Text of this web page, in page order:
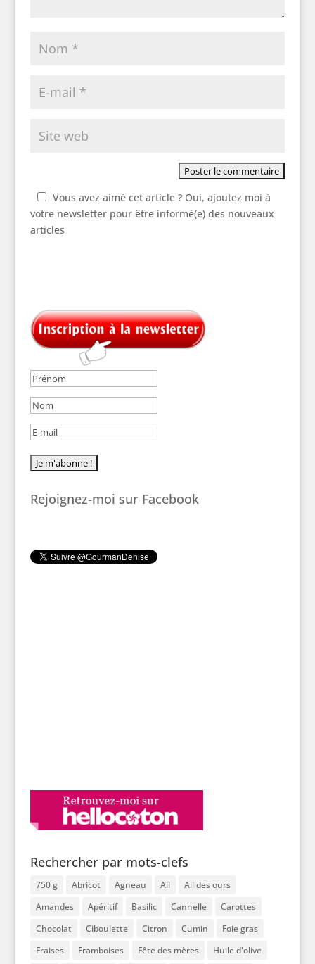
Vous avez aimé cet article ? Oui, ajoutez moi à
votre newsletter pour être informé(e) des nouveaux
articles
Rejoignez-moi sur Facebook
Rechercher par mots-clefs
750 g Abricot Agneau Ail
Ail des ours
Amandes
Apéritif Basilic Cannelle
Carottes
Chocolat
Ciboulette Citron Cumin
Foie gras
Fraises
Framboises Fête des mères Huile d'olive